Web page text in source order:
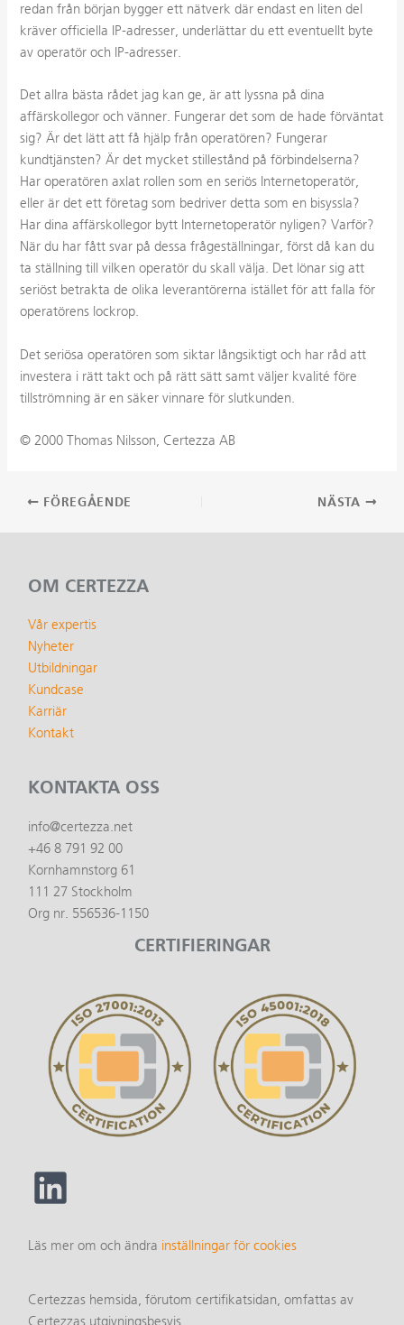
redan från början bygger ett nätverk där endast en liten del
kräver officiella IP-adresser, underlättar du ett eventuellt byte
av operatör och IP-adresser.
Det allra bästa rådet jag kan ge, är att lyssna på dina
affärskollegor och vänner. Fungerar det som de hade förväntat
sig? Är det lätt att få hjälp från operatören? Fungerar
kundtjänsten? Är det mycket stillestånd på förbindelserna?
Har operatören axlat rollen som en seriös Internetoperatör,
eller är det ett företag som bedriver detta som en bisyssla?
Har dina affärskollegor bytt Internetoperatör nyligen? Varför?
När du har fått svar på dessa frågeställningar, först då kan du
ta ställning till vilken operatör du skall välja. Det lönar sig att
seriöst betrakta de olika leverantörerna istället för att falla för
operatörens lockrop.
Det seriösa operatören som siktar långsiktigt och har råd att
investera i rätt takt och på rätt sätt samt väljer kvalité före
tillströmning är en säker vinnare för slutkunden.
© 2000 Thomas Nilsson, Certezza AB
Inläggsnavigering
FÖREGÅENDE NÄSTA
OM CERTEZZA
Vår expertis
Nyheter
Utbildningar
Kundcase
Karriär
Kontakt
KONTAKTA OSS
info@certezza.net
+46 8 791 92 00
Kornhamnstorg 61
111 27 Stockholm
Org nr. 556536-1150
CERTIFIERINGAR
Läs mer om och ändra inställningar för cookies
Certezzas hemsida, förutom certifikatsidan, omfattas av
Certezzas utgivningsbesvis.